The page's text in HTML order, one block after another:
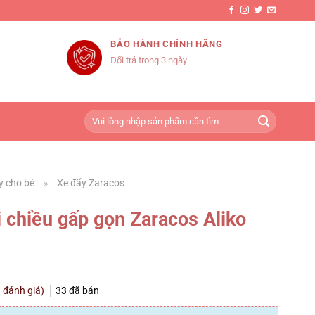
BẢO HÀNH CHÍNH HÃNG
Đổi trả trong 3 ngày
Tìm
kiếm:
cho bé » Xe đẩy Zaracos
chiều gấp gọn Zaracos Aliko
đánh giá) 33 đã bán